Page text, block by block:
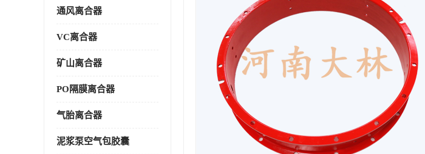
通风离合器
VC离合器
矿山离合器
PO隔膜离合器
气胎离合器
泥浆泵空气包胶囊